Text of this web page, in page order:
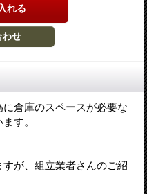
倉庫のスペースが必要な
す。
が、組立業者さんのご紹